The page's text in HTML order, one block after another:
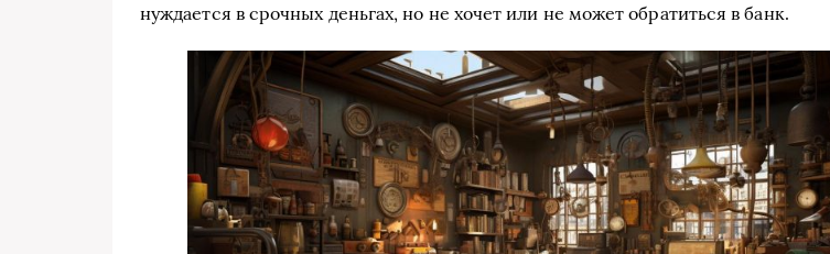
нуждается в срочных деньгах, но не хочет или не может обратиться в банк.